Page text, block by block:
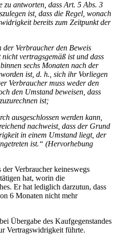
zu antworten, dass Art. 5 Abs. 3
ist, dass die Regel, wonach
bereits zum Zeitpunkt der
Verbraucher den Beweis
vertragsgemäß ist und dass
sechs Monaten nach der
ist, d. h., sich ihr Vorliegen
Verbraucher muss weder den
den Umstand beweisen, dass
ist;
ausgeschlossen werden kann,
nachweist, dass der Grund
in einem Umstand liegt, der
ist.“ (Hervorhebung
Verbraucher keineswegs
hat, worin die
Er hat lediglich darzutun, dass
6 Monaten nicht mehr
Übergabe des Kaufgegenstandes
Vertragswidrigkeit führte.